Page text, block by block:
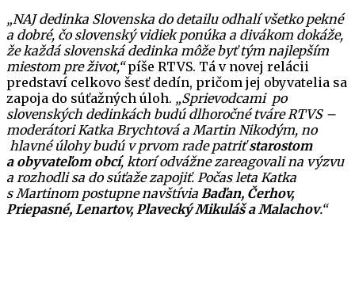
„NAJ dedinka Slovenska do detailu odhalí všetko pekné
a dobré, čo slovenský vidiek ponúka a divákom dokáže,
že každá slovenská dedinka môže byť tým najlepším
miestom pre život,“píše RTVS. Tá v novej relácii
predstaví celkovo šesť dedín, pričom jej obyvatelia sa
zapoja do súťažných úloh. „Sprievodcami po
slovenských dedinkách budú dlhoročné tváre RTVS –
moderátori Katka Brychtová a Martin Nikodým, no
hlavné úlohy budú v prvom rade patriťstarostom
a obyvateľom obcí, ktorí odvážne zareagovali na výzvu
a rozhodli sa do súťaže zapojiť. Počas leta Katka
s Martinom postupne navštívia Baďan, Čerhov,
Priepasné, Lenartov, Plavecký Mikuláš a Malachov.“